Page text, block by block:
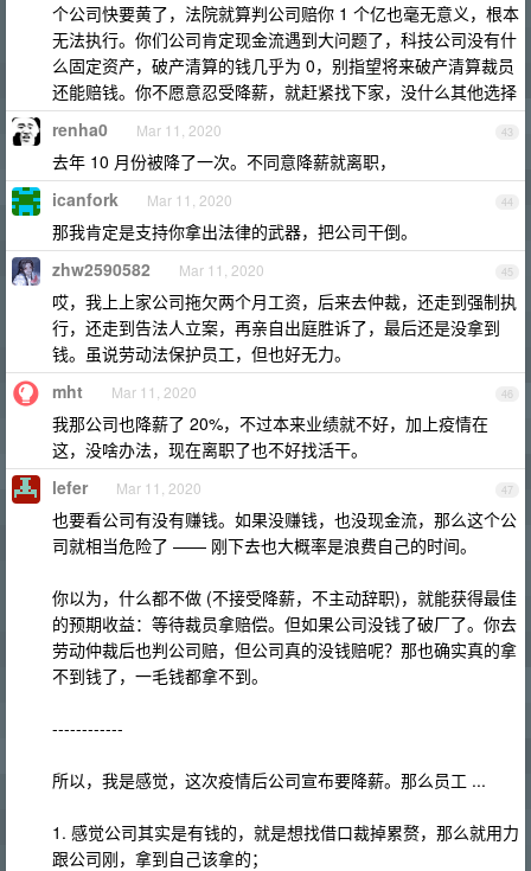
个公司快要黄了，法院就算判公司赔你 1 个亿也毫无意义，根本
无法执行。你们公司肯定现金流遇到大问题了，科技公司没有什
么固定资产，破产清算的钱几乎为 0，别指望将来破产清算裁员
还能赔钱。你不愿意忍受降薪，就赶紧找下家，没什么其他选择
43
renha0 Mar 11, 2020
去年 10 月份被降了一次。不同意降薪就离职，
44
icanfork Mar 11, 2020
那我肯定是支持你拿出法律的武器，把公司干倒。
45
zhw2590582 Mar 11, 2020
哎，我上上家公司拖欠两个月工资，后来去仲裁，还走到强制执
行，还走到告法人立案，再亲自出庭胜诉了，最后还是没拿到
钱。虽说劳动法保护员工，但也好无力。
46
mht Mar 11, 2020
我那公司也降薪了 20%，不过本来业绩就不好，加上疫情在
这，没啥办法，现在离职了也不好找活干。
47
lefer Mar 11, 2020
也要看公司有没有赚钱。如果没赚钱，也没现金流，那么这个公
司就相当危险了 —— 刚下去也大概率是浪费自己的时间。
你以为，什么都不做 (不接受降薪，不主动辞职)，就能获得最佳
的预期收益：等待裁员拿赔偿。但如果公司没钱了破厂了。你去
劳动仲裁后也判公司赔，但公司真的没钱赔呢？那也确实真的拿
不到钱了，一毛钱都拿不到。
------------
所以，我是感觉，这次疫情后公司宣布要降薪。那么员工 ...
1. 感觉公司其实是有钱的，就是想找借口裁掉累赘，那么就用力
跟公司刚，拿到自己该拿的；